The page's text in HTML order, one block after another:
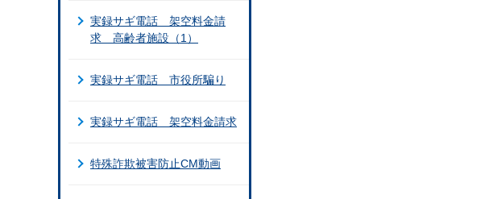
実録サギ電話 架空料金請
求 高齢者施設（1）
実録サギ電話 市役所騙り
実録サギ電話 架空料金請求
特殊詐欺被害防止CM動画